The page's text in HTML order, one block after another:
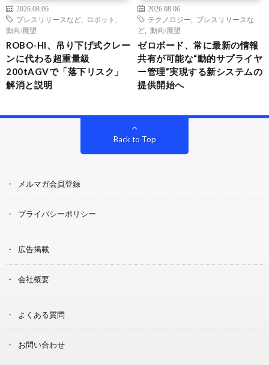
2026.08.06
プレスリリースなど
ロボット
動向/展望
ROBO-HI、吊り下げ式クレー
ンに代わる超重量級
200tAGVで「落下リスク」
解消と説明
2026.08.06
テクノロジー
プレスリリースな
ど
動向/展望
ゼロボード、常に最新の情報
共有が可能な“動的サプライヤ
ー管理”実現する新システムの
提供開始へ
Back to Top
メルマガ会員登録
プライバシーポリシー
広告掲載
会社概要
よくある質問
お問い合わせ